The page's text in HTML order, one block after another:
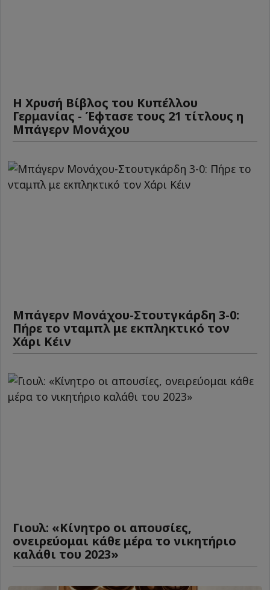
Η Χρυσή Βίβλος του Κυπέλλου
Γερμανίας - Έφτασε τους 21 τίτλους η
Μπάγερν Μονάχου
Μπάγερν Μονάχου-Στουτγκάρδη 3-0:
Πήρε το νταμπλ με εκπληκτικό τον
Χάρι Κέιν
Γιουλ: «Κίνητρο οι απουσίες,
ονειρεύομαι κάθε μέρα το νικητήριο
καλάθι του 2023»